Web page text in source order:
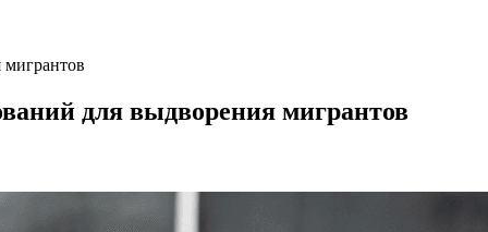
для выдворения мигрантов